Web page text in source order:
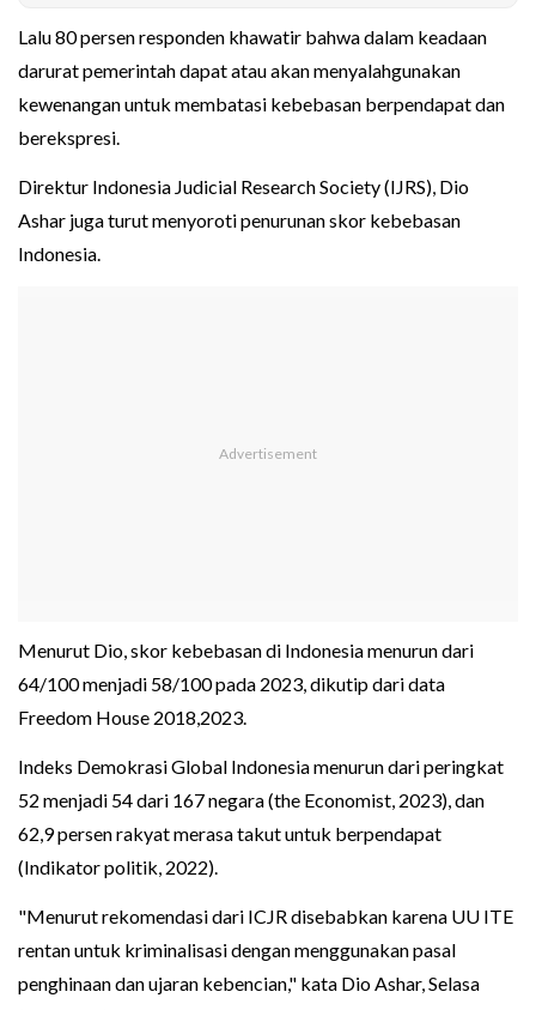
Lalu 80 persen responden khawatir bahwa dalam keadaan
darurat pemerintah dapat atau akan menyalahgunakan
kewenangan untuk membatasi kebebasan berpendapat dan
berekspresi.
Direktur Indonesia Judicial Research Society (IJRS), Dio
Ashar juga turut menyoroti penurunan skor kebebasan
Indonesia.
Menurut Dio, skor kebebasan di Indonesia menurun dari
64/100 menjadi 58/100 pada 2023, dikutip dari data
Freedom House 2018,2023.
Indeks Demokrasi Global Indonesia menurun dari peringkat
52 menjadi 54 dari 167 negara (the Economist, 2023), dan
62,9 persen rakyat merasa takut untuk berpendapat
(Indikator politik, 2022).
"Menurut rekomendasi dari ICJR disebabkan karena UU ITE
rentan untuk kriminalisasi dengan menggunakan pasal
penghinaan dan ujaran kebencian," kata Dio Ashar, Selasa